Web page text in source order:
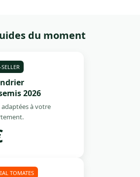
du moment
SELLER
2026
adaptées à votre
TOMATES